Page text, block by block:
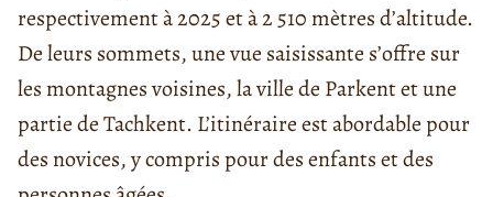
respectivement à 2025 et à 2 510 mètres d’altitude.
De leurs sommets, une vue saisissante s’offre sur
les montagnes voisines, la ville de Parkent et une
partie de Tachkent. L’itinéraire est abordable pour
des novices, y compris pour des enfants et des